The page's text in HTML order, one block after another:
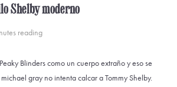
Shelby moderno
reading
Blinders como un cuerpo extraño y eso se
gray no intenta calcar a Tommy Shelby.